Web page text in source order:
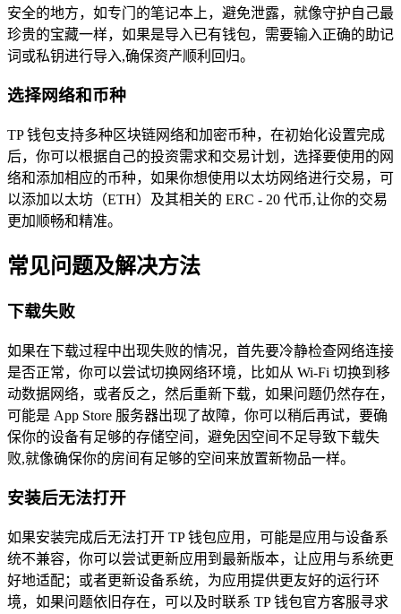
安全的地方，如专门的笔记本上，避免泄露，就像守护自己最
珍贵的宝藏一样，如果是导入已有钱包，需要输入正确的助记
词或私钥进行导入,确保资产顺利回归。
选择网络和币种
TP 钱包支持多种区块链网络和加密币种，在初始化设置完成
后，你可以根据自己的投资需求和交易计划，选择要使用的网
络和添加相应的币种，如果你想使用以太坊网络进行交易，可
以添加以太坊（ETH）及其相关的 ERC - 20 代币,让你的交易
更加顺畅和精准。
常见问题及解决方法
下载失败
如果在下载过程中出现失败的情况，首先要冷静检查网络连接
是否正常，你可以尝试切换网络环境，比如从 Wi-Fi 切换到移
动数据网络，或者反之，然后重新下载，如果问题仍然存在，
可能是 App Store 服务器出现了故障，你可以稍后再试，要确
保你的设备有足够的存储空间，避免因空间不足导致下载失
败,就像确保你的房间有足够的空间来放置新物品一样。
安装后无法打开
如果安装完成后无法打开 TP 钱包应用，可能是应用与设备系
统不兼容，你可以尝试更新应用到最新版本，让应用与系统更
好地适配；或者更新设备系统，为应用提供更友好的运行环
境，如果问题依旧存在，可以及时联系 TP 钱包官方客服寻求